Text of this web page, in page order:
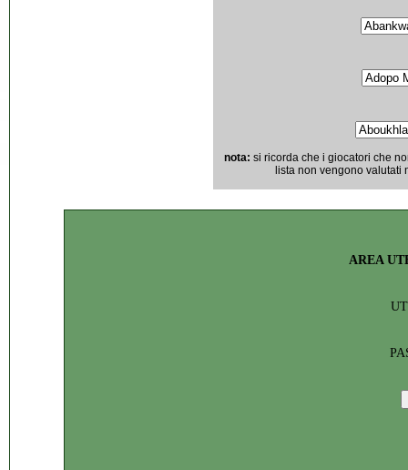
nota: si ricorda che i giocatori che
lista non vengono valutati
AREA